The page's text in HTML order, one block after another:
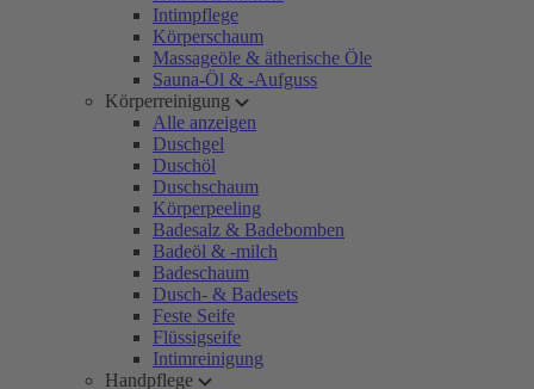
Intimpflege
Körperschaum
Massageöle & ätherische Öle
Sauna-Öl & -Aufguss
Körperreinigung
Alle anzeigen
Duschgel
Duschöl
Duschschaum
Körperpeeling
Badesalz & Badebomben
Badeöl & -milch
Badeschaum
Dusch- & Badesets
Feste Seife
Flüssigseife
Intimreinigung
Handpflege